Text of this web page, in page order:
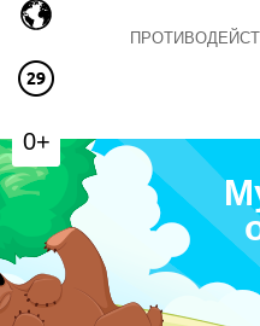
0+